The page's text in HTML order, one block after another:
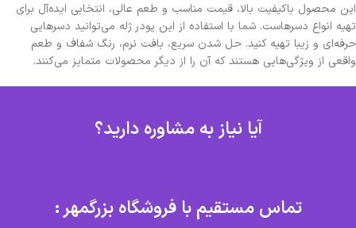
این محصول باکیفیت بالا، قیمت مناسب و طعم عالی، انتخابی ایده‌آل برای
تهیه انواع دسرهاست. شما با استفاده از این پودر ژله می‌توانید دسرهایی
حرفه‌ای و زیبا تهیه کنید. حل شدن سریع، بافت نرم، رنگ شفاف و طعم
واقعی از ویژگی‌هایی هستند که آن را از دیگر محصولات متمایز می‌کنند.
آیا نیاز به مشاوره دارید؟
تماس مستقیم با فروشگاه بزرگمهر :